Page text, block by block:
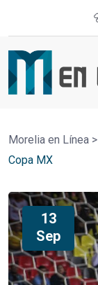
Morelia en Línea >
Copa MX
13
Sep